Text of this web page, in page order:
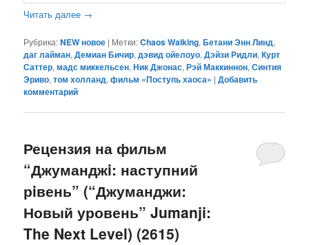
Читать далее →
Рубрика:NEW новое | Метки:Chaos Walking,Бетани Энн Линд,
даг лайман,Демиан Бичир,дэвид ойелоуо,Дэйзи Ридли,Курт
Саттер,мадс миккельсен,Ник Джонас,Рэй Маккиннон,Синтия
Эриво,том холланд,фильм «Поступь хаоса» |Добавить
комментарий
Рецензия на фильм
“Джуманджi: наступний
рiвень” (“Джуманджи:
Новый уровень” Jumanji:
The Next Level) (2615)